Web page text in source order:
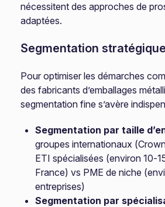
nécessitent des approches de
adaptées.
Segmentation
Pour optimiser les démarches
des fabricants d’emballages
segmentation fine s’avère
Segmentation par taille
groupes internationaux
ETI spécialisées (environ 10-
France) vs PME de niche
entreprises)
Segmentation par